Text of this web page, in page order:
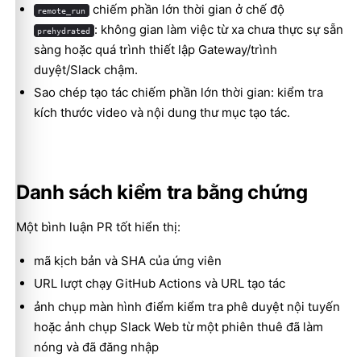
remote_run chiếm phần lớn thời gian ở chế độ
prehydrated : không gian làm việc từ xa chưa thực sự sẵn
sàng hoặc quá trình thiết lập Gateway/trình
duyệt/Slack chậm.
Sao chép tạo tác chiếm phần lớn thời gian: kiểm tra
kích thước video và nội dung thư mục tạo tác.
Danh sách kiểm tra bằng chứng
Một bình luận PR tốt hiển thị:
mã kịch bản và SHA của ứng viên
URL lượt chạy GitHub Actions và URL tạo tác
ảnh chụp màn hình điểm kiểm tra phê duyệt nội tuyến
hoặc ảnh chụp Slack Web từ một phiên thuê đã làm
nóng và đã đăng nhập